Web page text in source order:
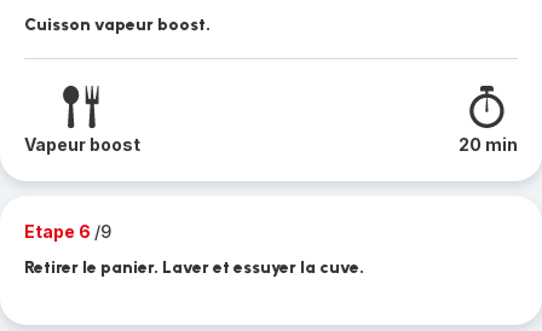
Cuisson vapeur boost.
Vapeur boost 20 min
Etape 6 /9
Retirer le panier. Laver et essuyer la cuve.